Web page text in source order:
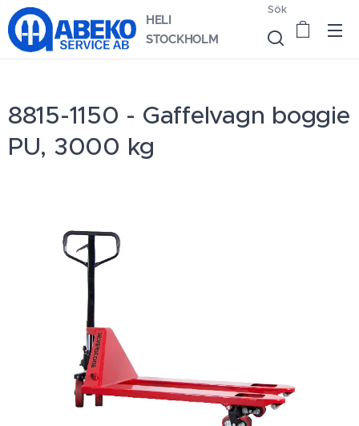
HELI
STOCKHOLM
Sök
8815-1150 - Gaffelvagn boggie
PU, 3000 kg